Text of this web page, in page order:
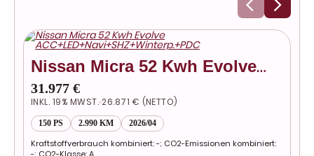
Nissan Micra 52 Kwh Evolve
31.977 €
INKL. 19% MWST. 26.871 € (NETTO)
150 PS 2.990 KM 2026/04
Kraftstoffverbrauch kombiniert: -; CO2-Emissionen kombiniert:
-; CO2-Klasse: A